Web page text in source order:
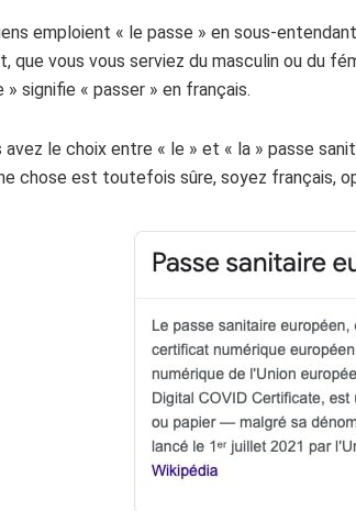
emploient « le passe » en sous-
que vous vous serviez du masculin ou du
» signifie « passer » en français.
avez le choix entre « le » et « la » passe
chose est toutefois sûre, soyez français,